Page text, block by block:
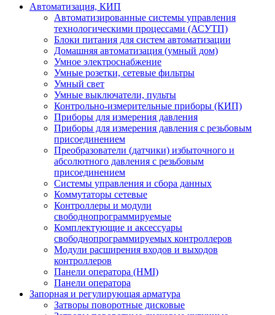
Автоматизация, КИП
Автоматизированные системы управления
технологическими процессами (АСУТП)
Блоки питания для систем автоматизации
Домашняя автоматизация (умный дом)
Умное электроснабжение
Умные розетки, сетевые фильтры
Умный свет
Умные выключатели, пульты
Контрольно-измерительные приборы (КИП)
Приборы для измерения давления
Приборы для измерения давления с резьбовым
присоединением
Преобразователи (датчики) избыточного и
абсолютного давления с резьбовым
присоединением
Системы управления и сбора данных
Коммутаторы сетевые
Контроллеры и модули
свободнопрограммируемые
Комплектующие и аксессуары
свободнопрограммируемых контроллеров
Модули расширения входов и выходов
контроллеров
Панели оператора (HMI)
Панели оператора
Запорная и регулирующая арматура
Затворы поворотные дисковые